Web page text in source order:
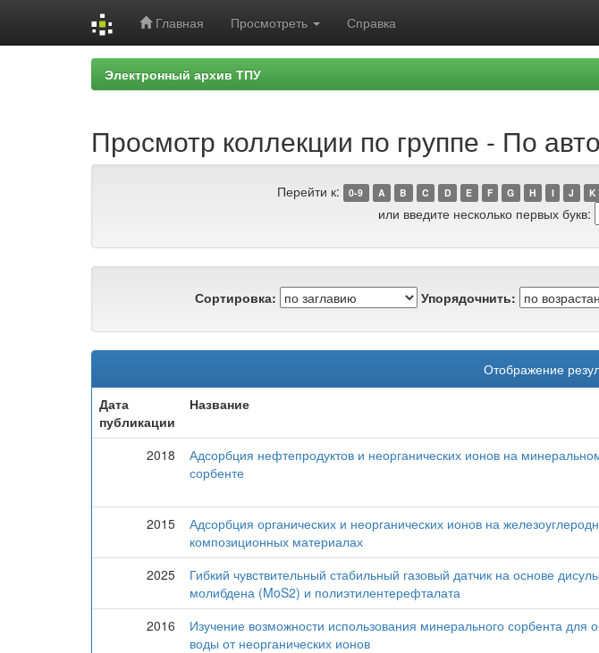
Главная Просмотреть Справка
Электронный архив ТПУ
Просмотр коллекции по группе - По
Перейти к: 0-9 A B C D E F G H I J K
или введите несколько первых букв:
Сортировка: Упорядочнить:
Отображение
Дата
публикации
Название
2018
Адсорбция нефтепродуктов и неорганических ионов на
сорбенте
2015
Адсорбция органических и неорганических ионов на
композиционных материалах
2025
Гибкий чувствительный стабильный газовый датчик на основе
молибдена (MoS2) и полиэтилентерефталата
2016
Изучение возможности использования минерального сорбента для
воды от неорганических ионов